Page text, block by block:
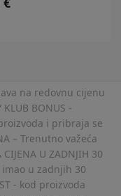
na redovnu cijenu
BONUS -
i pribraja se
– Trenutno važeća
U ZADNJIH 30
u zadnjih 30
- kod proizvoda